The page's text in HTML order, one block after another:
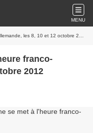
MENU
les 8, 10 et 12 octobre 2012
franco-
2012